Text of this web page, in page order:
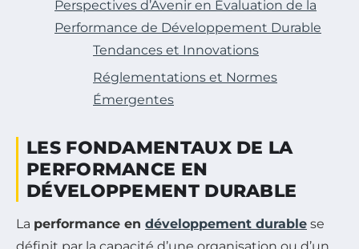
Perspectives d’Avenir en Évaluation de la
Performance de Développement Durable
Tendances et Innovations
Réglementations et Normes
Émergentes
LES FONDAMENTAUX DE LA
PERFORMANCE EN
DÉVELOPPEMENT DURABLE
La performance en développement durable se